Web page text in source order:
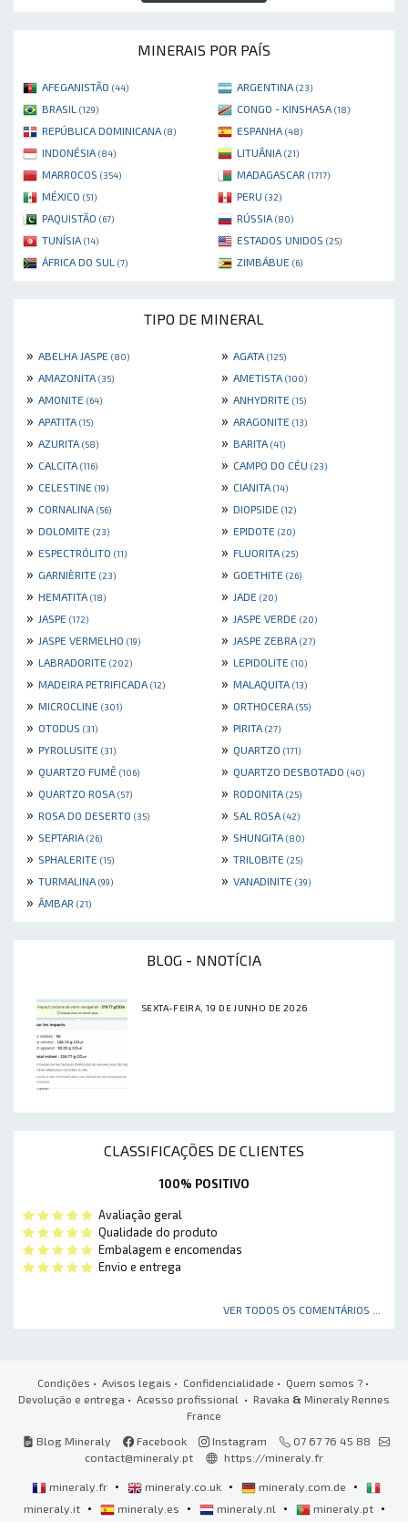
MINERAIS POR PAÍS
AFEGANISTÃO (44) ARGENTINA (23)
BRASIL (129) CONGO - KINSHASA (18)
REPÚBLICA DOMINICANA (8) ESPANHA (48)
INDONÉSIA (84) LITUÂNIA (21)
MARROCOS (354) MADAGASCAR (1717)
MÉXICO (51) PERU (32)
PAQUISTÃO (67) RÚSSIA (80)
TUNÍSIA (14) ESTADOS UNIDOS (25)
ÁFRICA DO SUL (7) ZIMBÁBUE (6)
TIPO DE MINERAL
» ABELHA JASPE (80) » AGATA (125)
» AMAZONITA (35) » AMETISTA (100)
» AMONITE (64) » ANHYDRITE (15)
» APATITA (15) » ARAGONITE (13)
» AZURITA (58) » BARITA (41)
» CALCITA (116) » CAMPO DO CÉU (23)
» CELESTINE (19) » CIANITA (14)
» CORNALINA (56) » DIOPSIDE (12)
» DOLOMITE (23) » EPIDOTE (20)
» ESPECTRÓLITO (11) » FLUORITA (25)
» GARNIÈRITE (23) » GOETHITE (26)
» HEMATITA (18) » JADE (20)
» JASPE (172) » JASPE VERDE (20)
» JASPE VERMELHO (19) » JASPE ZEBRA (27)
» LABRADORITE (202) » LEPIDOLITE (10)
» MADEIRA PETRIFICADA (12) » MALAQUITA (13)
» MICROCLINE (301) » ORTHOCERA (55)
» OTODUS (31) » PIRITA (27)
» PYROLUSITE (31) » QUARTZO (171)
» QUARTZO FUMÊ (106) » QUARTZO DESBOTADO (40)
» QUARTZO ROSA (57) » RODONITA (25)
» ROSA DO DESERTO (35) » SAL ROSA (42)
» SEPTARIA (26) » SHUNGITA (80)
» SPHALERITE (15) » TRILOBITE (25)
» TURMALINA (99) » VANADINITE (39)
» ÂMBAR (21)
BLOG - NNOTÍCIA
SEXTA-FEIRA, 19 DE JUNHO DE 2026
CLASSIFICAÇÕES DE CLIENTES
100% POSITIVO
Avaliação geral
Qualidade do produto
Embalagem e encomendas
Envio e entrega
VER TODOS OS COMENTÁRIOS ...
Condições • Avisos legais • Confidencialidade • Quem somos ?•
Devolução e entrega • Acesso profissional • Ravaka & Mineraly Rennes
France
Blog Mineraly
Facebook Instagram
07 67 76 45 88
contact@mineraly.pt
https://mineraly.fr
mineraly.fr • mineraly.co.uk • mineraly.com.de •
mineraly.it • mineraly.es • mineraly.nl • mineraly.pt •